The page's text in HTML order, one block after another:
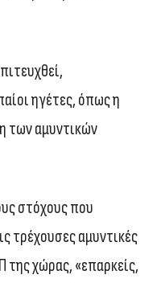
ηγέτες, όπως η
των αμυντικών
στόχους που
τρέχουσες αμυντικές
της χώρας, «επαρκείς,